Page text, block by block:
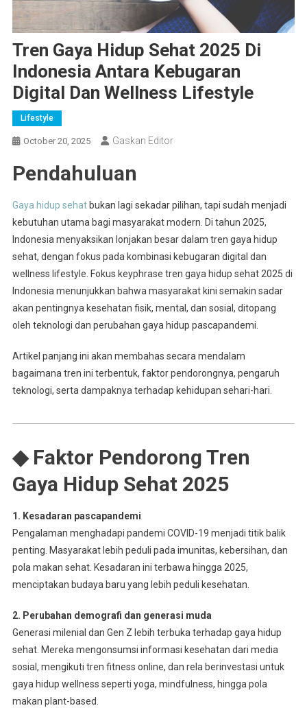
Tren Gaya Hidup Sehat 2025 Di
Indonesia Antara Kebugaran
Digital Dan Wellness Lifestyle
Lifestyle
October 20, 2025 Gaskan Editor
Pendahuluan
Gaya hidup sehatbukan lagi sekadar pilihan, tapi sudah menjadi
kebutuhan utama bagi masyarakat modern. Di tahun 2025,
Indonesia menyaksikan lonjakan besar dalam tren gaya hidup
sehat, dengan fokus pada kombinasi kebugaran digital dan
wellness lifestyle. Fokus keyphrase tren gaya hidup sehat 2025 di
Indonesia menunjukkan bahwa masyarakat kini semakin sadar
akan pentingnya kesehatan fisik, mental, dan sosial, ditopang
oleh teknologi dan perubahan gaya hidup pascapandemi.
Artikel panjang ini akan membahas secara mendalam
bagaimana tren ini terbentuk, faktor pendorongnya, pengaruh
teknologi, serta dampaknya terhadap kehidupan sehari-hari.
◆ Faktor Pendorong Tren
Gaya Hidup Sehat 2025
1. Kesadaran pascapandemi
Pengalaman menghadapi pandemi COVID-19 menjadi titik balik
penting. Masyarakat lebih peduli pada imunitas, kebersihan, dan
pola makan sehat. Kesadaran ini terbawa hingga 2025,
menciptakan budaya baru yang lebih peduli kesehatan.
2. Perubahan demografi dan generasi muda
Generasi milenial dan Gen Z lebih terbuka terhadap gaya hidup
sehat. Mereka mengonsumsi informasi kesehatan dari media
sosial, mengikuti tren fitness online, dan rela berinvestasi untuk
gaya hidup wellness seperti yoga, mindfulness, hingga pola
makan plant-based.